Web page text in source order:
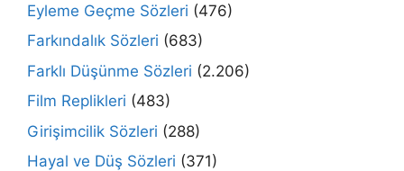
Eyleme Geçme Sözleri (476)
Farkındalık Sözleri (683)
Farklı Düşünme Sözleri (2.206)
Film Replikleri (483)
Girişimcilik Sözleri (288)
Hayal ve Düş Sözleri (371)